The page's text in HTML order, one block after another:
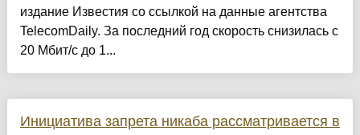
издание Известия со ссылкой на данные агентства
TelecomDaily. За последний год скорость снизилась с
20 Мбит/с до 1...
Инициатива запрета никаба рассматривается в